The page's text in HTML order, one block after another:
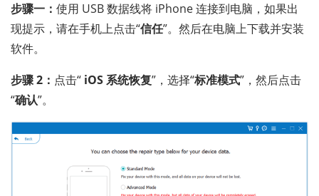
步骤一： 使用 USB 数据线将 iPhone 连接到电脑，如果出
现提示，请在手机上点击“信任”。然后在电脑上下载并安装
软件。
步骤 2： 点击“ iOS 系统恢复”，选择“标准模式”，然后点击
“确认”。